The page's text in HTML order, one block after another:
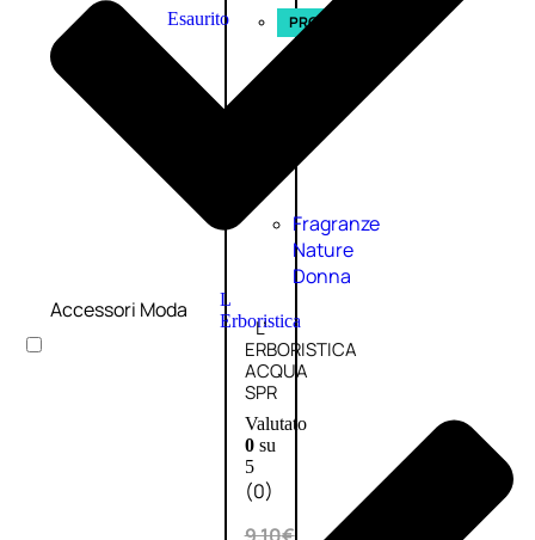
Esaurito PROMO
Fragranze
Nature
Donna
L
Erboristica
L’
ERBORISTICA
ACQUA
SPR
Valutato
0su
5
(0)
Accessori Moda